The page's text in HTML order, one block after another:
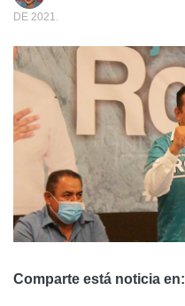
DE 2021.
Comparte está noticia en: